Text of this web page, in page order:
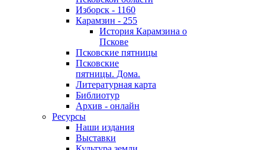
Изборск - 1160
Карамзин - 255
История Карамзина о
Пскове
Псковские пятницы
Псковские
пятницы. Дома.
Литературная карта
Библиотур
Архив - онлайн
Ресурсы
Наши издания
Выставки